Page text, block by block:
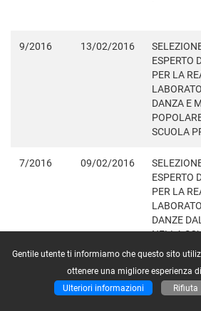
9/2016 13/02/2016
ESPERTO
PER LA
DANZA E
SCUOLA
7/2016 09/02/2016
ESPERTO
PER LA
DANZE
NELLA
03/02/2016
PON
Lan/Wlan
per
Gentile utente ti informiamo che questo sito
ottenere una migliore esperienza
Ulteriori informazioni
Rifiuta